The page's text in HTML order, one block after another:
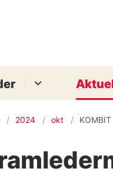
2024 okt